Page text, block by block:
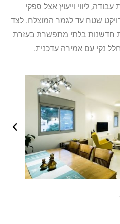
ליווי וייעוץ אצל ספקי
שטח עד לגמר המוצלח. לצד
חדשנות בלתי מתפשרת בעזרת
נקי עם אמירה עדכנית.